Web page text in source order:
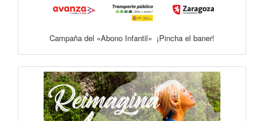
Campaña del «Abono Infantil» ¡Pincha el baner!